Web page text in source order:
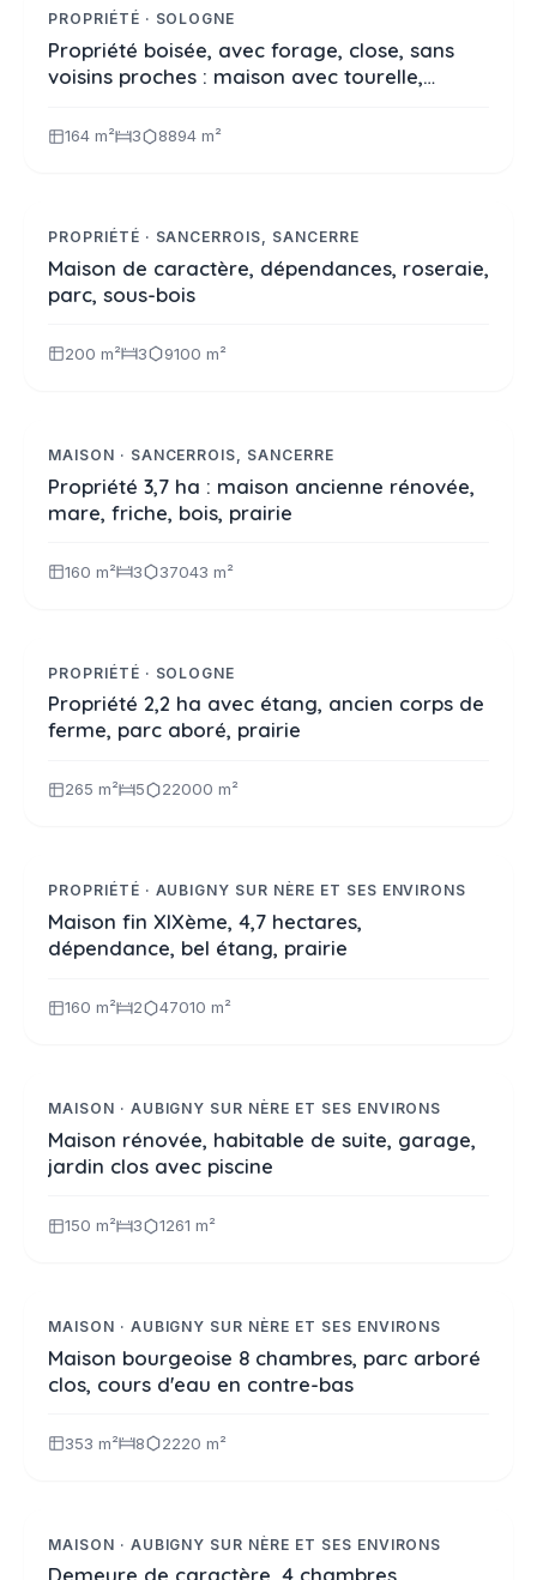
A LA VENTE
PROPRIÉTÉ · SOLOGNE
Propriété boisée, avec forage, close, sans
voisins proches : maison avec tourelle,
164 m² 3 8894 m²
VIDÉO
PROPRIÉTÉ · SANCERROIS, SANCERRE
Maison de caractère, dépendances, roseraie,
parc, sous-bois
200 m² 3 9100 m²
NOUVEAUTE
MAISON · SANCERROIS, SANCERRE
Propriété 3,7 ha : maison ancienne rénovée,
mare, friche, bois, prairie
160 m² 3 37043 m²
NOUVEAUTE
PROPRIÉTÉ · SOLOGNE
Propriété 2,2 ha avec étang, ancien corps de
ferme, parc aboré, prairie
265 m² 5 22000 m²
VIDÉO
PROPRIÉTÉ · AUBIGNY SUR NÈRE ET SES ENVIRONS
Maison fin XIXème, 4,7 hectares,
dépendance, bel étang, prairie
160 m² 2 47010 m²
NOUVEAUTE
MAISON · AUBIGNY SUR NÈRE ET SES ENVIRONS
Maison rénovée, habitable de suite, garage,
jardin clos avec piscine
150 m² 3 1261 m²
SELECTION
MAISON · AUBIGNY SUR NÈRE ET SES ENVIRONS
Maison bourgeoise 8 chambres, parc arboré
clos, cours d'eau en contre-bas
353 m² 8 2220 m²
VIDÉO
MAISON · AUBIGNY SUR NÈRE ET SES ENVIRONS